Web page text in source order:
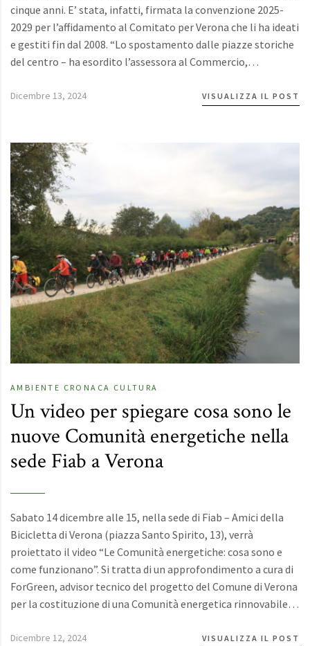
cinque anni. E’ stata, infatti, firmata la convenzione 2025-
2029 per l’affidamento al Comitato per Verona che li ha ideati
e gestiti fin dal 2008. “Lo spostamento dalle piazze storiche
del centro – ha esordito l’assessora al Commercio,…
Dicembre 13, 2024 VISUALIZZA IL POST
AMBIENTE CRONACA CULTURA
Un video per spiegare cosa sono le
nuove Comunità energetiche nella
sede Fiab a Verona
Sabato 14 dicembre alle 15, nella sede di Fiab – Amici della
Bicicletta di Verona (piazza Santo Spirito, 13), verrà
proiettato il video “Le Comunità energetiche: cosa sono e
come funzionano”. Si tratta di un approfondimento a cura di
ForGreen, advisor tecnico del progetto del Comune di Verona
per la costituzione di una Comunità energetica rinnovabile…
Dicembre 12, 2024 VISUALIZZA IL POST